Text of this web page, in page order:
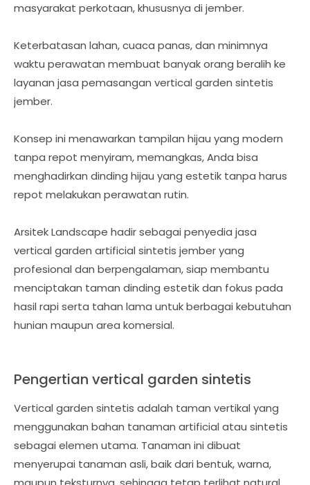
masyarakat perkotaan, khususnya di jember.
Keterbatasan lahan, cuaca panas, dan minimnya
waktu perawatan membuat banyak orang beralih ke
layanan jasa pemasangan vertical garden sintetis
jember.
Konsep ini menawarkan tampilan hijau yang modern
tanpa repot menyiram, memangkas, Anda bisa
menghadirkan dinding hijau yang estetik tanpa harus
repot melakukan perawatan rutin.
Arsitek Landscape hadir sebagai penyedia jasa
vertical garden artificial sintetis jember yang
profesional dan berpengalaman, siap membantu
menciptakan taman dinding estetik dan fokus pada
hasil rapi serta tahan lama untuk berbagai kebutuhan
hunian maupun area komersial.
Pengertian vertical garden sintetis
Vertical garden sintetis adalah taman vertikal yang
menggunakan bahan tanaman artificial atau sintetis
sebagai elemen utama. Tanaman ini dibuat
menyerupai tanaman asli, baik dari bentuk, warna,